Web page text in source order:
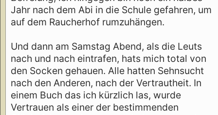
Jahr nach dem Abi in die Schule gefahren, um
auf dem Raucherhof rumzuhängen.
Und dann am Samstag Abend, als die Leuts
nach und nach eintrafen, hats mich total von
den Socken gehauen. Alle hatten Sehnsucht
nach den Anderen, nach der Vertrautheit. In
einem Buch das ich kürzlich las, wurde
Vertrauen als einer der bestimmenden